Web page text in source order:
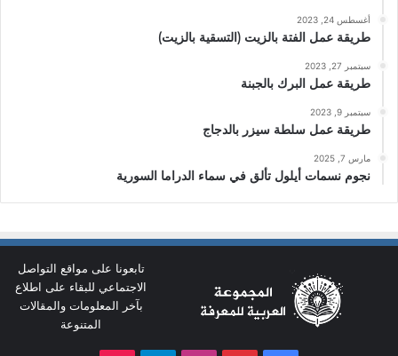
أغسطس 24, 2023
طريقة عمل الفتة بالزيت (التسقية بالزيت)
سبتمبر 27, 2023
طريقة عمل البرك بالجبنة
سبتمبر 9, 2023
طريقة عمل سلطة سيزر بالدجاج
مارس 7, 2025
نجوم نسمات أيلول تألق في سماء الدراما السورية
تابعونا على مواقع التواصل
الاجتماعي للبقاء على اطلاع
بآخر المعلومات والمقالات
المتنوعة